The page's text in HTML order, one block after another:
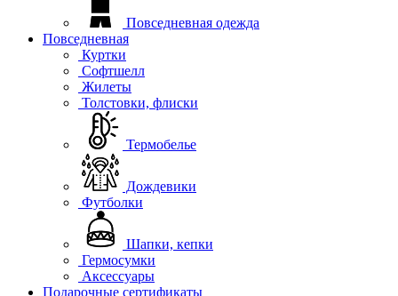
Повседневная одежда
Повседневная
Куртки
Софтшелл
Жилеты
Толстовки, флиски
Термобелье
Дождевики
Футболки
Шапки, кепки
Гермосумки
Аксессуары
Подарочные сертификаты